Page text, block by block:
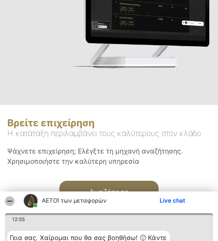
ΑΕΤΟΊ των μεταφορών Live chat
12:55
Γεια σας. Χαίρομαι που θα σας βοηθήσω! 🙂 Κάντε
Βρείτε επιχείρηση
Η κατάταξη περιλαμβάνει τους καλύτερους στον κλάδο
Ψάχνετε επιχείρηση; Ελέγξτε τη μηχανή αναζήτησης.
Χρησιμοποιήστε την καλύτερη υπηρεσία
Αναζήτηση